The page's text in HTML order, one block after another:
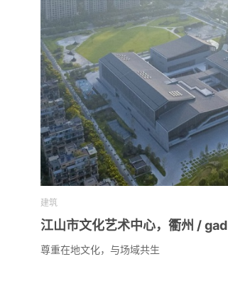
建筑
江山市文化艺术中心，衢州 / gad
尊重在地文化，与场域共生